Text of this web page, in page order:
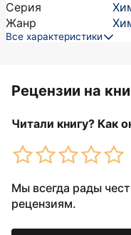
Серия
Жанр
Все характеристики
Рецензии на
Читали книгу? Как
Мы всегда рады
рецензиям.